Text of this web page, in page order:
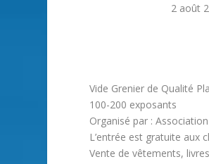
2 août
Vide Grenier de Qualité
100-200 exposants
Organisé par :
L’entrée est gratuite aux
Vente de vêtements,